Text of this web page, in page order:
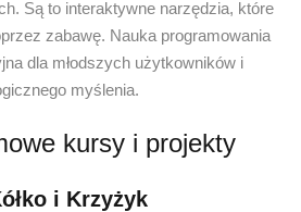
Są to interaktywne narzędzia, które
zabawę. Nauka programowania
dla młodszych użytkowników i
myślenia.
kursy i projekty
i Krzyżyk